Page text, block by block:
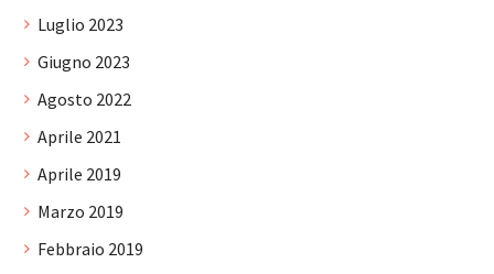
Luglio 2023
Giugno 2023
Agosto 2022
Aprile 2021
Aprile 2019
Marzo 2019
Febbraio 2019